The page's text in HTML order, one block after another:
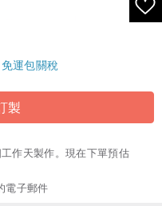
運包關稅
製
作天製作。現在下單預估
電子郵件